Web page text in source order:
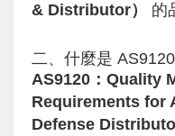
& Distributor）
的
二、什麼是 AS9120
AS9120：Quality
Requirements for
Defense